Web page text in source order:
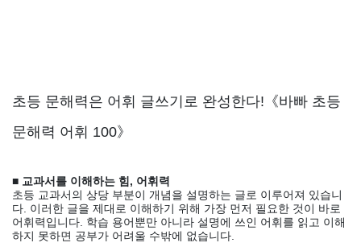
초등 문해력은 어휘 글쓰기로 완성한다!《바빠 초등
문해력 어휘 100》
■ 교과서를 이해하는 힘, 어휘력
초등 교과서의 상당 부분이 개념을 설명하는 글로 이루어져 있습니
다. 이러한 글을 제대로 이해하기 위해 가장 먼저 필요한 것이 바로
어휘력입니다. 학습 용어뿐만 아니라 설명에 쓰인 어휘를 읽고 이해
하지 못하면 공부가 어려울 수밖에 없습니다.